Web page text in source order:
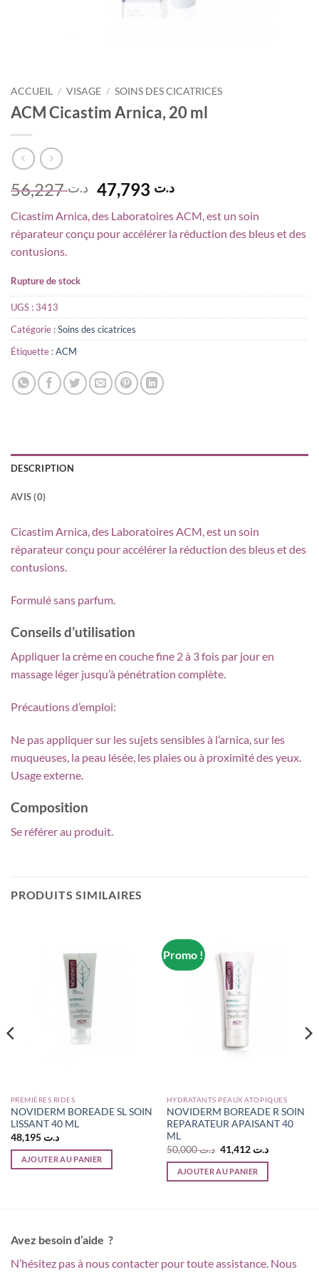
ACCUEIL / VISAGE / SOINS DES CICATRICES
ACM Cicastim Arnica, 20 ml
د.ت56,227
Le
prix
initial
était :
د.تLe
actuel
est :
Cicastim Arnica, des Laboratoires ACM, est un soin
réparateur conçu pour accélérer la réduction des bleus et des
contusions.
Rupture de stock
UGS :3413
Catégorie :Soins des cicatrices
Étiquette :ACM
DESCRIPTION
AVIS (0)
Cicastim Arnica, des Laboratoires ACM, est un soin
réparateur conçu pour accélérer la réduction des bleus et des
contusions.
Formulé sans parfum.
Conseils d’utilisation
Appliquer la crème en couche fine 2 à 3 fois par jour en
massage léger jusqu’à pénétration complète.
Précautions d’emploi:
Ne pas appliquer sur les sujets sensibles à l’arnica, sur les
muqueuses, la peau lésée, les plaies ou à proximité des yeux.
Usage externe.
Composition
Se référer au produit.
PRODUITS SIMILAIRES
PREMIÈRES RIDES
NOVIDERM BOREADE SL SOIN
LISSANT 40 ML
د.ت 48,195
AJOUTER AU PANIER
Promo !
HYDRATANTS PEAUX ATOPIQUES
NOVIDERM BOREADE R SOIN
REPARATEUR APAISANT 40
ML
د.ت50,000
Le
prix
initial
était :
د.ت 50,000.
د.ت 41,412
Le
AJOUTER AU PANIER
Avez besoin d’aide ?
N’hésitez pas à nous contacter pour toute assistance. Nous